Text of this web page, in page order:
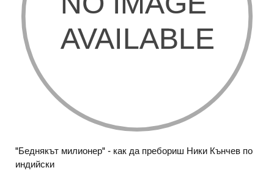
"Беднякът милионер" - как да пребориш Ники Кънчев по
индийски